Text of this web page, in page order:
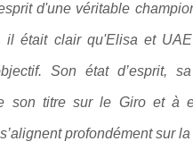
d'une véritable
il était clair qu'Elisa et
Son état d’esprit,
son titre sur le Giro et à
profondément sur